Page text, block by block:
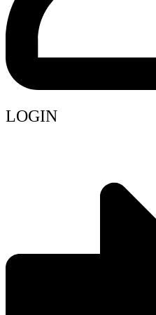
LOGIN